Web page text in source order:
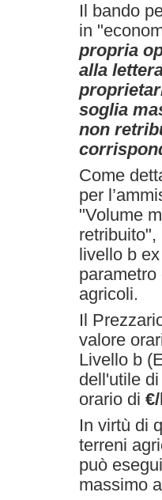
Il bando
in
propria
alla
soglia
non
Come
per
"Volume
retribuito",
livello b
agricoli.
Il
valore
Livello b
dell'utile
orario di
In virtù di
terreni
può
massimo